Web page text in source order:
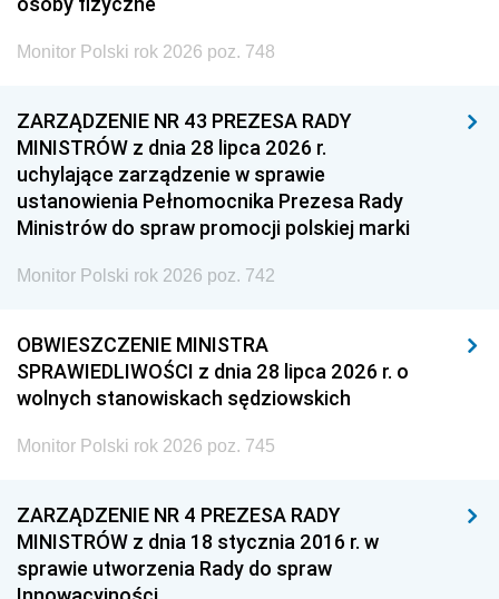
Monitor Polski rok 2026 poz. 748
ZARZĄDZENIE NR 43 PREZESA RADY
MINISTRÓW z dnia 28 lipca 2026 r.
uchylające zarządzenie w sprawie
ustanowienia Pełnomocnika Prezesa Rady
Ministrów do spraw promocji polskiej marki
Monitor Polski rok 2026 poz. 742
OBWIESZCZENIE MINISTRA
SPRAWIEDLIWOŚCI z dnia 28 lipca 2026 r. o
wolnych stanowiskach sędziowskich
Monitor Polski rok 2026 poz. 745
ZARZĄDZENIE NR 4 PREZESA RADY
MINISTRÓW z dnia 18 stycznia 2016 r. w
sprawie utworzenia Rady do spraw